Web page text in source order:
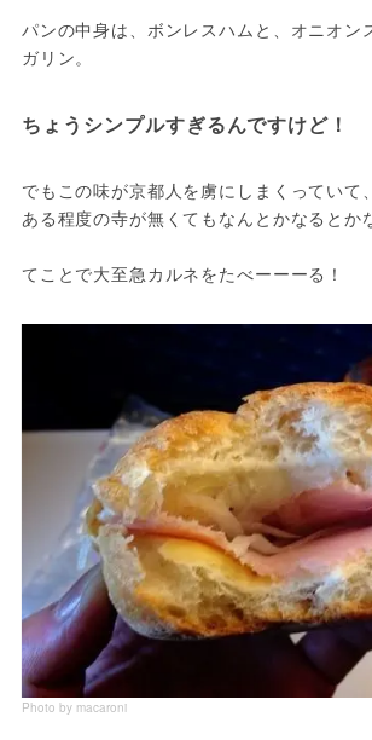
パンの中身は、ボンレスハムと、オニオン
ちょうシンプルすぎるんですけど！
でもこの味が京都人を虜にしまくっていて
ある程度の寺が無くてもなんとかなるとか
てことで大至急カルネをたべーーーる！
Photo by macaroni